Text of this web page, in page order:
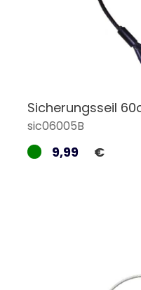
Sicherungsseil
sic06005B
9,99 €